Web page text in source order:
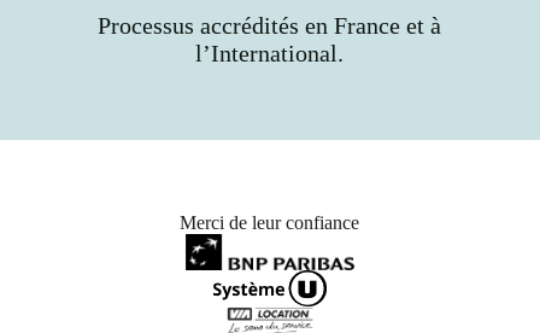
Processus accrédités en France et à
l’International.
Merci de leur confiance